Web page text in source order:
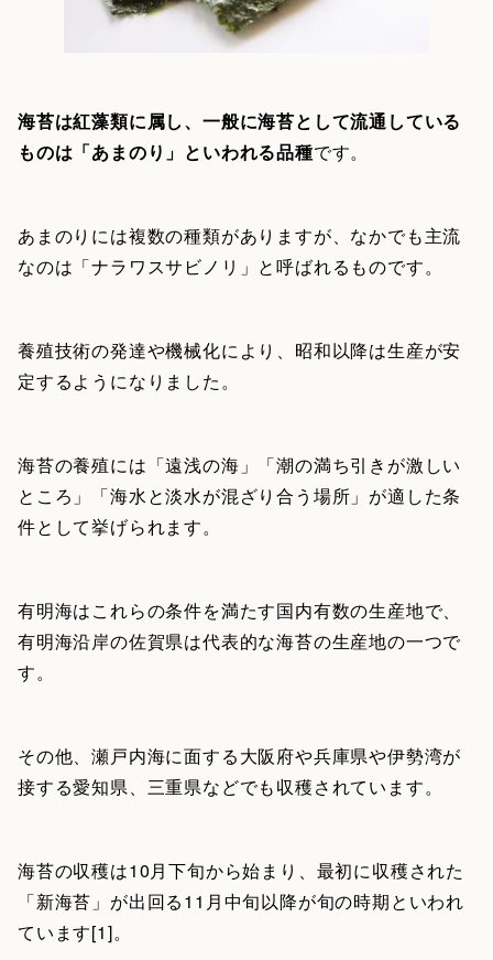
海苔は紅藻類に属し、一般に海苔として流通している
ものは「あまのり」といわれる品種です。
あまのりには複数の種類がありますが、なかでも主流
なのは「ナラワスサビノリ」と呼ばれるものです。
養殖技術の発達や機械化により、昭和以降は生産が安
定するようになりました。
海苔の養殖には「遠浅の海」「潮の満ち引きが激しい
ところ」「海水と淡水が混ざり合う場所」が適した条
件として挙げられます。
有明海はこれらの条件を満たす国内有数の生産地で、
有明海沿岸の佐賀県は代表的な海苔の生産地の一つで
す。
その他、瀬戸内海に面する大阪府や兵庫県や伊勢湾が
接する愛知県、三重県などでも収穫されています。
海苔の収穫は10月下旬から始まり、最初に収穫された
「新海苔」が出回る11月中旬以降が旬の時期といわれ
ています[1]。